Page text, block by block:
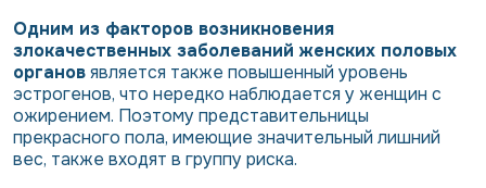
Одним из факторов возникновения
злокачественных заболеваний женских половых
органовявляется также повышенный уровень
эстрогенов, что нередко наблюдается у женщин с
ожирением. Поэтому представительницы
прекрасного пола, имеющие значительный лишний
вес, также входят в группу риска.